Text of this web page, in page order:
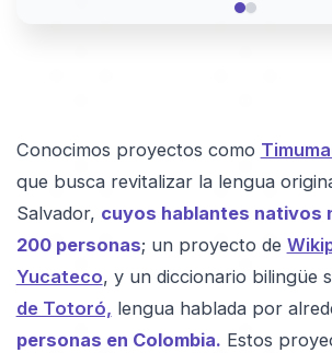
Conocimos proyectos como
que busca revitalizar la lengua
Salvador, cuyos hablantes nativos
200 personas; un proyecto de
Yucateco, y un diccionario bilingüe
de Totoró, lengua hablada por
personas en Colombia. Estos